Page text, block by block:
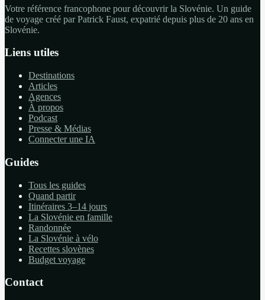
Votre référence francophone pour découvrir la Slovénie. Un guide
de voyage créé par Patrick Faust, expatrié depuis plus de 20 ans en
Slovénie.
Liens utiles
Destinations
Articles
Agences
À propos
Podcast
Presse & Médias
Connecter une IA
Guides
Tous les guides
Quand partir
Itinéraires 3–14 jours
La Slovénie en famille
Randonnée
La Slovénie à vélo
Recettes slovènes
Budget voyage
Contact